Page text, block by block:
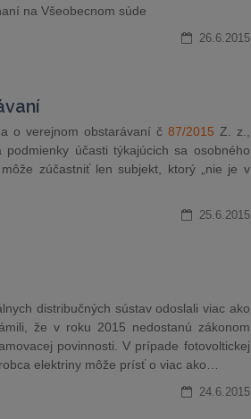
na Všeobecnom súde
26.6.2015
o verejnom obstarávaní č 87/2015 Z. z.,
účasti týkajúcich sa osobného
zúčastniť len subjekt, ktorý „nie je v
25.6.2015
distribučných sústav odoslali viac ako
že v roku 2015 nedostanú zákonom
povinnosti. V prípade fotovoltickej
elektriny môže prísť o viac ako…
24.6.2015